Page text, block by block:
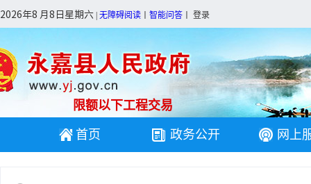
2026年8 月8日星期六 无障碍阅读 智能问答 登录
限额以下工程交易
首页 政务公开 网上